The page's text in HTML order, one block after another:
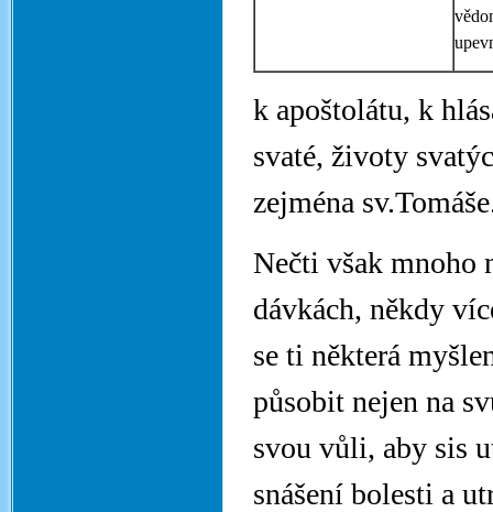
k apoštolátu, k
svaté, životy
zejména
Nečti však mnoho
dávkách, někdy
se ti některá
působit nejen na
svou vůli, aby sis
snášení bolesti a